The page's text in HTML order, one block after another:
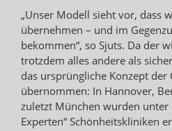
„Unser Modell sieht vor, dass
übernehmen – und im
bekommen“, so Sjuts. Da der
trotzdem alles andere als
das ursprüngliche Konzept
übernommen: In Hannover,
zuletzt München wurden unter
Experten“ Schönheitskliniken